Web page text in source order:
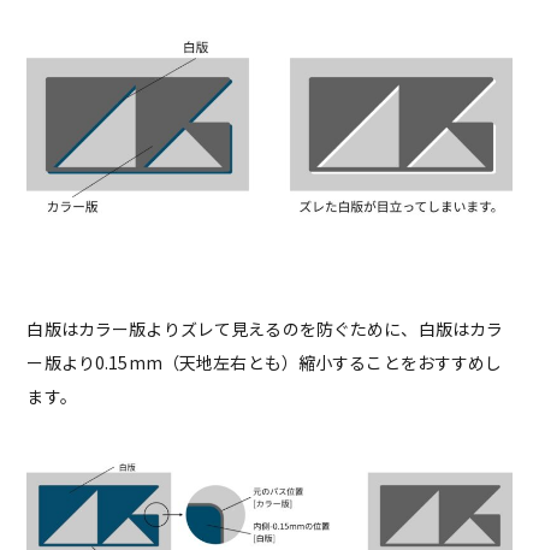
白版はカラー版よりズレて見えるのを防ぐために、白版はカラ
ー版より0.15mm（天地左右とも）縮小することをおすすめし
ます。